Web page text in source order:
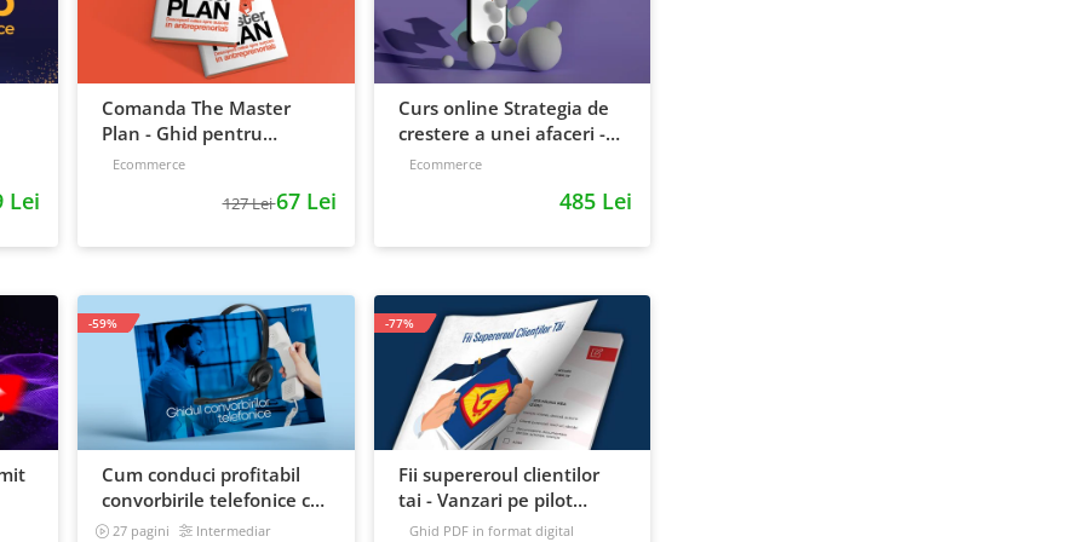
Lei
Comanda The Master
Plan - Ghid pentru
antreprenori, 138 pagini
Ecommerce
127 Lei67 Lei
Curs online Strategia de
crestere a unei afaceri -
de la idee, la retentie si
Ecommerce
485 Lei
Cum conduci profitabil
convorbirile telefonice cu
clientii
27 pagini Intermediar
-59%
Fii supereroul clientilor
tai - Vanzari pe pilot
automat
Ghid PDF in format digital
-77%